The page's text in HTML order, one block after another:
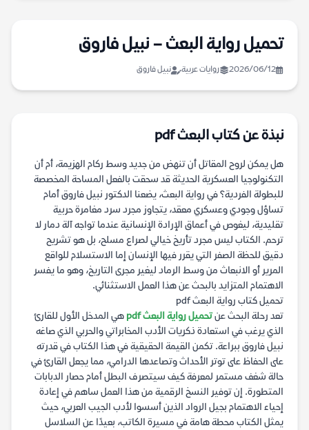
تحميل رواية البعث – نبيل فاروق
2026/06/12 روايات عربية نبيل فاروق
نبذة عن كتاب البعث pdf
هل يمكن لروح المقاتل أن تنهض من جديد وسط ركام الهزيمة، أم أن
التكنولوجيا العسكرية الحديثة قد سحقت بالفعل المساحة المخصصة
للبطولة الفردية؟ في رواية البعث، يضعنا الدكتور نبيل فاروق أمام
تساؤل وجودي وعسكري معقد، يتجاوز مجرد سرد مغامرة حربية
تقليدية، ليغوص في أعماق الإرادة الإنسانية عندما تواجه آلة دمار لا
ترحم. الكتاب ليس مجرد تأريخ خيالي لصراع مسلح، بل هو تشريح
دقيق للحظة الصفر التي يقرر فيها الإنسان إما الاستسلام للواقع
المرير أو الانبعاث من وسط الرماد ليغير مجرى التاريخ، وهو ما يفسر
الاهتمام المتزايد بالبحث عن هذا العمل الاستثنائي.
تحميل كتاب رواية البعث pdf
تعد رحلة البحث عنتحميل رواية البعث pdf
هي المدخل الأول للقارئ
الذي يرغب في استعادة ذكريات الأدب المخابراتي والحربي الذي صاغه
نبيل فاروق ببراعة. تكمن القيمة الحقيقية في هذا الكتاب في قدرته
على الحفاظ على توتر الأحداث وتصاعدها الدرامي، مما يجعل القارئ في
حالة شغف مستمر لمعرفة كيف سيتصرف البطل أمام حصار الدبابات
المتطورة. إن توفير النسخ الرقمية من هذا العمل ساهم في إعادة
إحياء الاهتمام بجيل الرواد الذين أسسوا لأدب الجيب العربي، حيث
يمثل الكتاب محطة هامة في مسيرة الكاتب، بعيدًا عن السلاسل